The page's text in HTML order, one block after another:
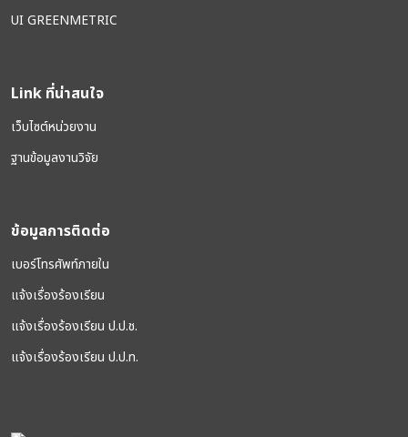
UI GREENMETRIC
Link ที่น่าสนใจ
เว็บไซต์หน่วยงาน
ฐานข้อมูลงานวิจัย
ข้อมูลการติดต่อ
เบอร์โทรศัพท์ภายใน
แจ้งเรื่องร้องเรียน
แจ้งเรื่องร้องเรียน ป.ป.ช.
แจ้งเรื่องร้องเรียน ป.ป.ท.